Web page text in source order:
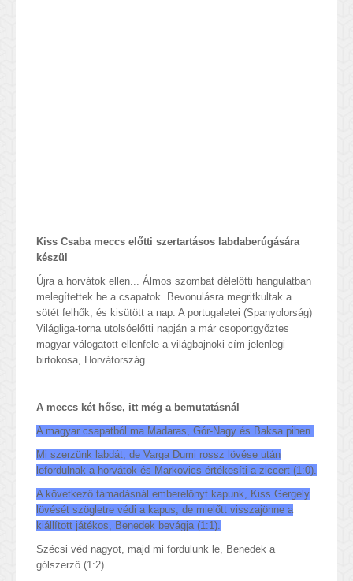
Kiss Csaba meccs előtti szertartásos labdaberúgására
készül
Újra a horvátok ellen... Álmos szombat délelőtti hangulatban
melegítettek be a csapatok. Bevonulásra megritkultak a
sötét felhők, és kisütött a nap. A portugaletei (Spanyolorság)
Világliga-torna utolsóelőtti napján a már csoportgyőztes
magyar válogatott ellenfele a világbajnoki cím jelenlegi
birtokosa, Horvátország.
A meccs két hőse, itt még a bemutatásnál
A magyar csapatból ma Madaras, Gór-Nagy és Baksa pihen.
Mi szerzünk labdát, de Varga Dumi rossz lövése után
lefordulnak a horvátok és Markovics értékesíti a ziccert (1:0).
A következő támadásnál emberelőnyt kapunk, Kiss Gergely
lövését szögletre védi a kapus, de mielőtt visszajönne a
kiállított játékos, Benedek bevágja (1:1).
Szécsi véd nagyot, majd mi fordulunk le, Benedek a
gólszerző (1:2).